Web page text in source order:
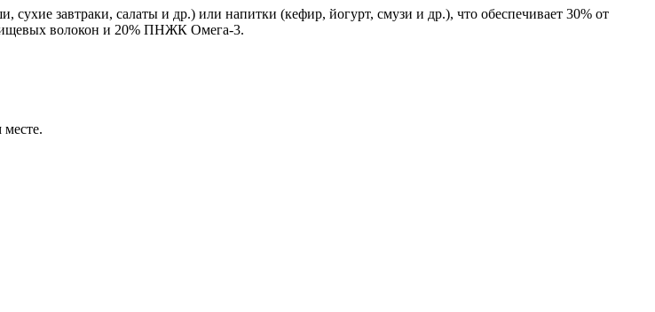
завтраки, салаты и др.) или напитки (кефир, йогурт, смузи и др.), что обеспечивает 30% от
волокон и 20% ПНЖК Омега-3.